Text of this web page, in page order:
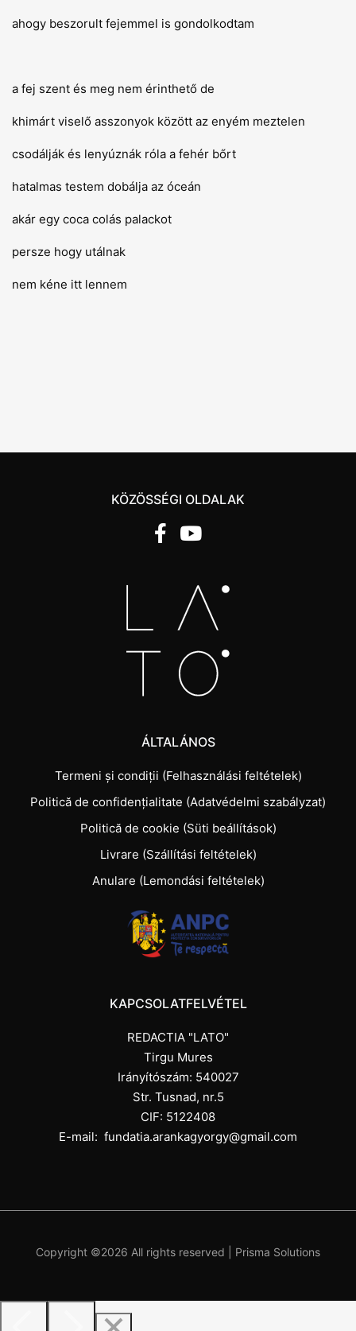
ahogy beszorult fejemmel is gondolkodtam
a fej szent és meg nem érinthető de
khimárt viselő asszonyok között az enyém meztelen
csodálják és lenyúznák róla a fehér bőrt
hatalmas testem dobálja az óceán
akár egy coca colás palackot
persze hogy utálnak
nem kéne itt lennem
KÖZÖSSÉGI OLDALAK
ÁLTALÁNOS
Termeni și condiții (Felhasználási feltételek)
Politică de confidențialitate (Adatvédelmi szabályzat)
Politică de cookie (Süti beállítások)
Livrare (Szállítási feltételek)
Anulare (Lemondási feltételek)
KAPCSOLATFELVÉTEL
REDACTIA "LATO"
Tirgu Mures
Irányítószám: 540027
Str. Tusnad, nr.5
CIF: 5122408
E-mail: fundatia.arankagyorgy@gmail.com
Copyright ©2026 All rights reserved | Prisma Solutions